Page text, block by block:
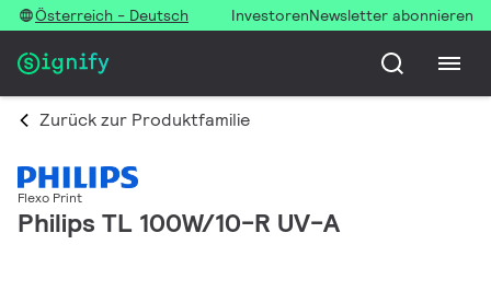
Österreich - Deutsch InvestorenNewsletter abonnieren
Zurück zur Produktfamilie
Flexo Print
Philips TL 100W/10-R UV-A